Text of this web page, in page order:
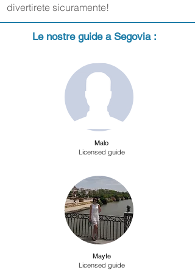
divertirete sicuramente!
Le nostre guide a Segovia :
Malo
Licensed guide
Mayte
Licensed guide